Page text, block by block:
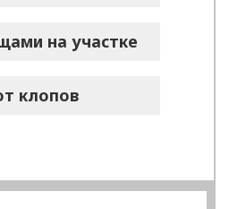
на участке
клопов